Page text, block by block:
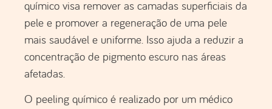
2. Microagulhamento com adição
de ativos dermatológicos
Omicroagulhamento
dermatológicos é um procedimento que envolve